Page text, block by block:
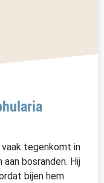
vaak tegenkomt in
bosranden. Hij
bijen hem